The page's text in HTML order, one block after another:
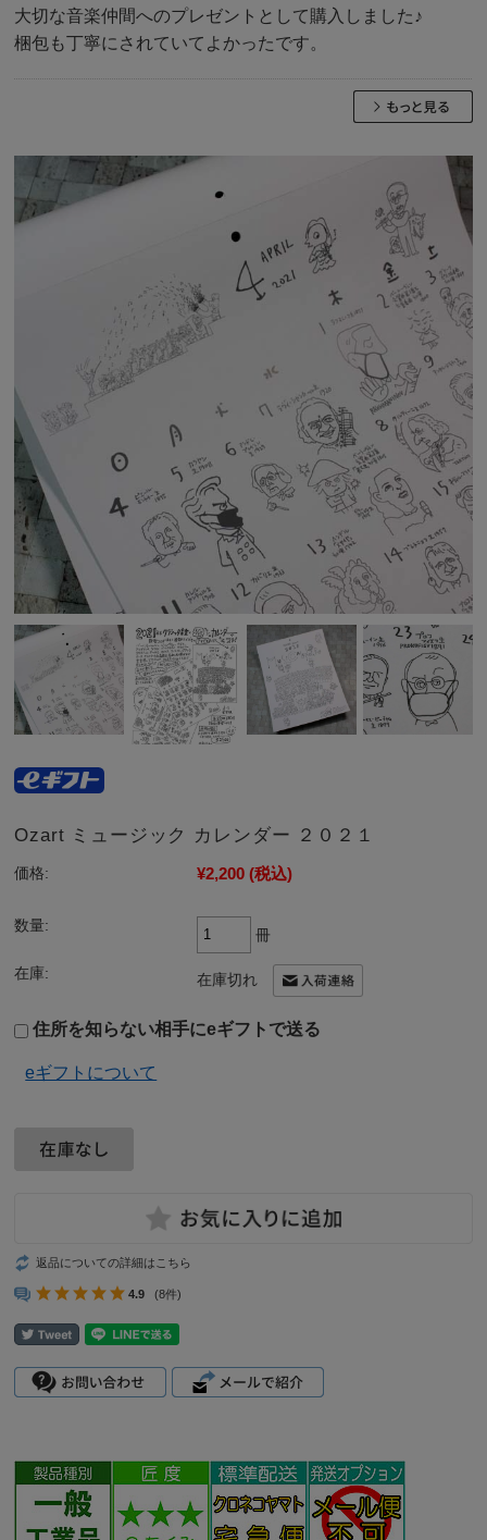
大切な音楽仲間へのプレゼントとして購入しました♪
梱包も丁寧にされていてよかったです。
Ozart ミュージック カレンダー ２０２１
価格: ¥2,200 (税込)
数量:
冊
在庫: 在庫切れ
住所を知らない相手にeギフトで送る
eギフトについて
返品についての詳細はこちら
4.9 (8件)